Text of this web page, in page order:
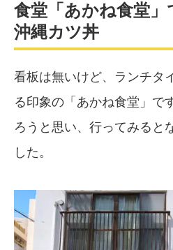
食堂「あかね食堂
沖縄カツ丼
看板は無いけど、ランチタ
る印象の「あかね食堂」で
ろうと思い、行ってみると
した。